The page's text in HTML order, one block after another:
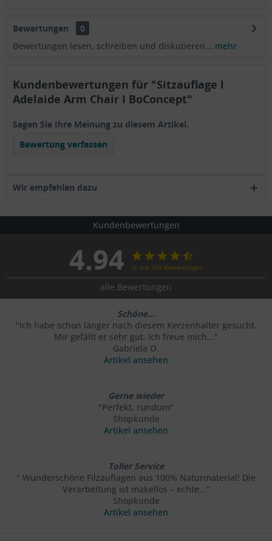
Bewertungen
0
Bewertungen lesen, schreiben und diskutieren... mehr
Kundenbewertungen für "Sitzauflage l
Adelaide Arm Chair I BoConcept"
Sagen Sie Ihre Meinung zu diesem Artikel.
Bewertung verfassen
Wir empfehlen dazu
Kundenbewertungen
4.94 ∅ aus 509 Bewertungen
alle Bewertungen
Schöne...
"Ich habe schon länger nach diesem Kerzenhalter gesucht.
Mir gefällt er sehr gut. Ich freue mich..."
Gabriela O.
Artikel ansehen
Gerne wieder
"Perfekt, rundum"
Shopkunde
Artikel ansehen
Toller Service
" Wunderschöne Filzauflagen aus 100% Naturmaterial! Die
Verarbeitung ist makellos – echte..."
Shopkunde
Artikel ansehen